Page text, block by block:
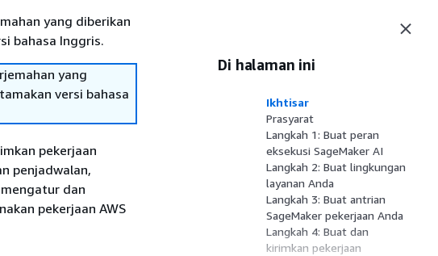
yang diberikan
bahasa Inggris.
yang
versi bahasa
pekerjaan
penjadwalan,
dan
pekerjaan AWS
Di halaman ini
Ikhtisar
Prasyarat
Langkah 1: Buat peran
eksekusi SageMaker AI
Langkah 2: Buat lingkungan
layanan Anda
Langkah 3: Buat antrian
SageMaker pekerjaan Anda
Langkah 4: Buat dan
kirimkan pekerjaan